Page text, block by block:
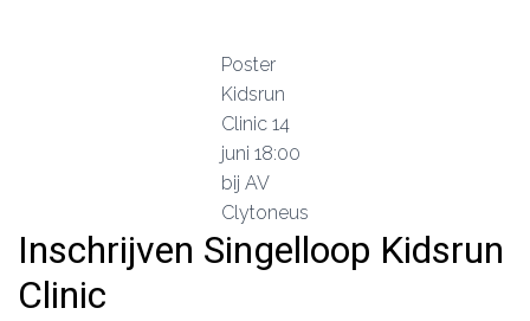
Poster
Kidsrun
Clinic 14
juni 18:00
bij AV
Clytoneus